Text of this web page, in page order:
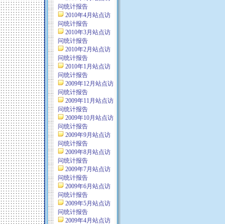
问统计报告
2010年4月站点访
问统计报告
2010年3月站点访
问统计报告
2010年2月站点访
问统计报告
2010年1月站点访
问统计报告
2009年12月站点访
问统计报告
2009年11月站点访
问统计报告
2009年10月站点访
问统计报告
2009年9月站点访
问统计报告
2009年8月站点访
问统计报告
2009年7月站点访
问统计报告
2009年6月站点访
问统计报告
2009年5月站点访
问统计报告
2009年4月站点访